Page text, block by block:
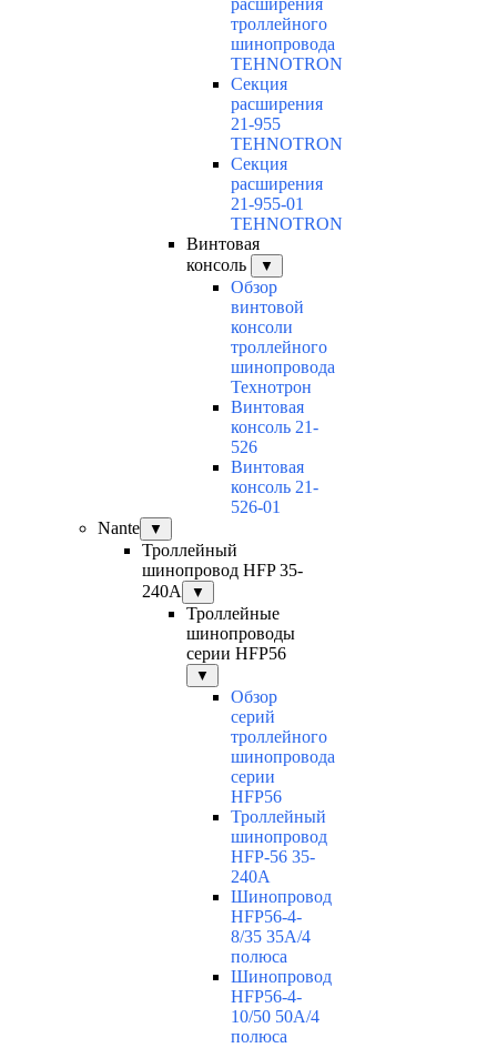
расширения
троллейного
шинопровода
TEHNOTRON
Секция
расширения
21-955
TEHNOTRON
Секция
расширения
21-955-01
TEHNOTRON
Винтовая
консоль
▼
Обзор
винтовой
консоли
троллейного
шинопровода
Технотрон
Винтовая
консоль 21-
526
Винтовая
консоль 21-
526-01
Nante
▼
Троллейный
шинопровод HFP 35-
240А
▼
Троллейные
шинопроводы
серии HFP56
▼
Обзор
серий
троллейного
шинопровода
серии
HFP56
Троллейный
шинопровод
HFP-56 35-
240А
Шинопровод
HFP56-4-
8/35 35А/4
полюса
Шинопровод
HFP56-4-
10/50 50А/4
полюса